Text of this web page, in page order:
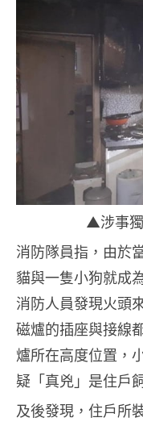
▲涉事
消防隊員指，由於
貓與一隻小狗就成
消防人員發現火頭
磁爐的插座與接線
爐所在高度位置，
疑「真兇」是住戶
及後發現，住戶所